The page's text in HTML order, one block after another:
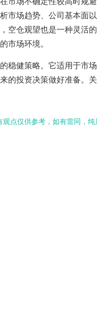
市场趋势、公司基本面
空仓观望也是一种灵活
市场环境。
稳健策略。它适用于市
的投资决策做好准备。
点仅供参考，如有雷同，纯